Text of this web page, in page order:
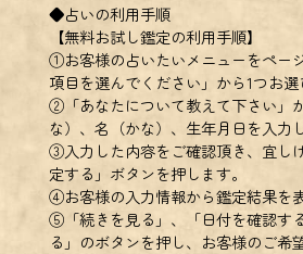
◆占いの利用手順
【無料お試し鑑定の利用手順】
①お客様の占いたいメニューをペー
項目を選んでください」から1つお選
②「あなたについて教えて下さい」
な）、名（かな）、生年月日を入力
③入力した内容をご確認頂き、宜し
定する」ボタンを押します。
④お客様の入力情報から鑑定結果を
⑤「続きを見る」、「日付を確認す
る」のボタンを押し、お客様のご希